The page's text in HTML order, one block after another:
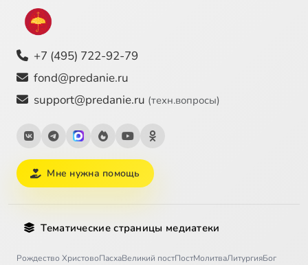
+7 (495) 722-92-79
fond@predanie.ru
support@predanie.ru (техн.вопросы)
Мне нужна помощь
Тематические страницы медиатеки
Рождество ХристовоПасхаВеликий постПостМолитваЛитургияБог